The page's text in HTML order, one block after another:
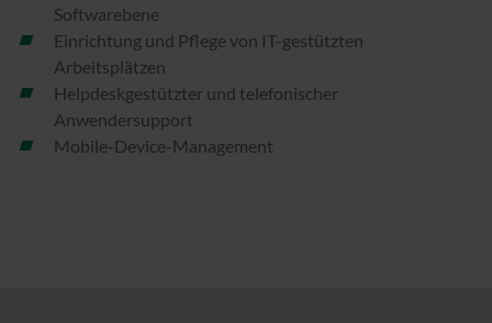
Softwarebene
Einrichtung und Pflege von IT-gestützten
Arbeitsplätzen
Helpdeskgestützter und telefonischer
Anwendersupport
Mobile-Device-Management